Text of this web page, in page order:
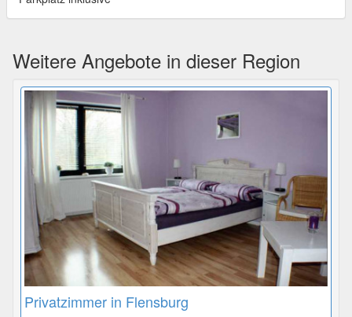
Weitere Angebote in dieser Region
Privatzimmer in Flensburg